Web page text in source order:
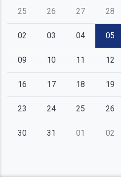
25 26 27 28
02 03 04 05
09 10 11 12
16 17 18 19
23 24 25 26
30 31 01 02